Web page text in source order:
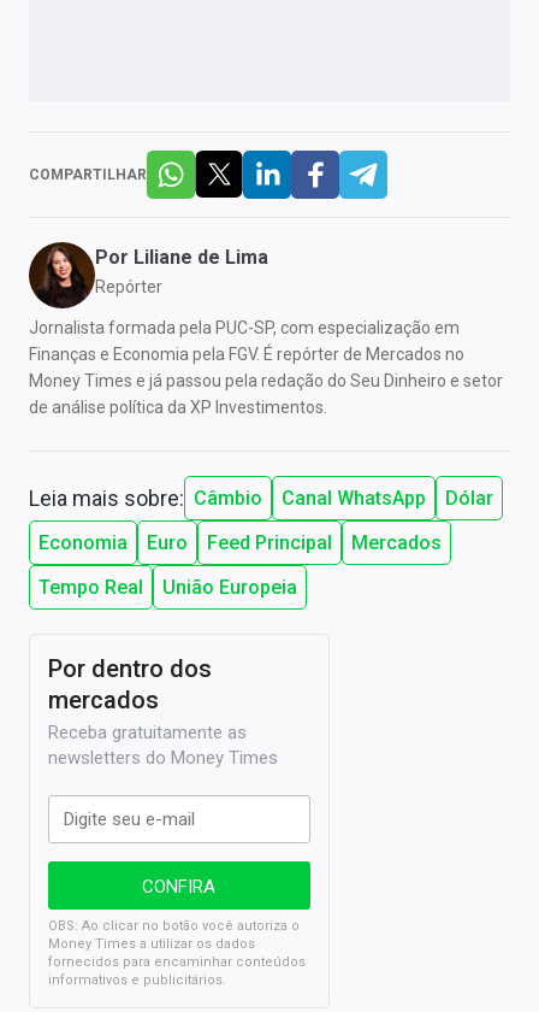
COMPARTILHAR
Por Liliane de Lima
Repórter
Jornalista formada pela PUC-SP, com especialização em
Finanças e Economia pela FGV. É repórter de Mercados no
Money Times e já passou pela redação do Seu Dinheiro e setor
de análise política da XP Investimentos.
Leia mais sobre: Câmbio Canal WhatsApp
Dólar
Economia
Euro Feed Principal
Mercados
Tempo Real
União Europeia
Por dentro dos
mercados
Receba gratuitamente as
newsletters do Money Times
OBS: Ao clicar no botão você autoriza o
Money Times a utilizar os dados
fornecidos para encaminhar conteúdos
informativos e publicitários.